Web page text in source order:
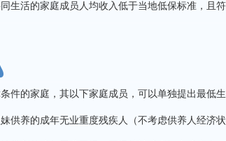
生活的家庭成员人均收入低于当地低保标准，且
件的家庭，其以下家庭成员，可以单独提出最低生
供养的成年无业重度残疾人（不考虑供养人经济状